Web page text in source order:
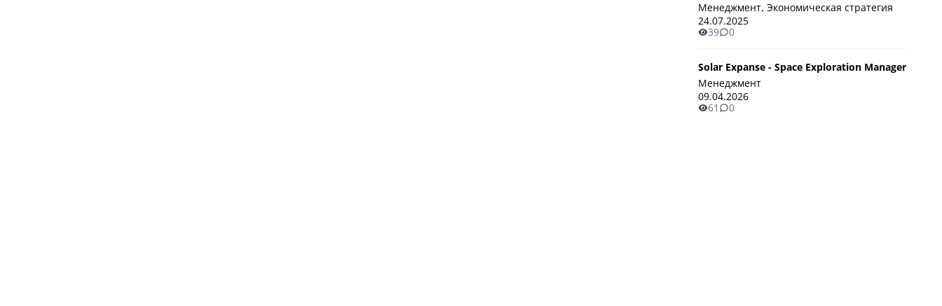
Менеджмент, Экономическая стратегия
24.07.2025
39
0
Solar Expanse - Space Exploration Manager
Менеджмент
09.04.2026
61
0